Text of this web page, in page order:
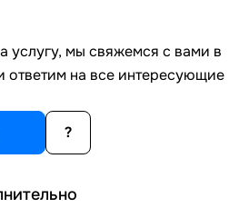
услугу, мы свяжемся с вами в
на все интересующие
?